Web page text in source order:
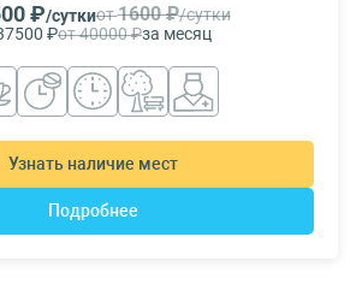
₽/суткиот1600 ₽/сутки
₽от 40000 ₽за месяц
Узнать наличие мест
Подробнее